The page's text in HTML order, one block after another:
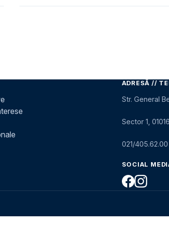
ADRESĂ //
Str. General
Sector 1,
021/405.62.00
SOCIAL